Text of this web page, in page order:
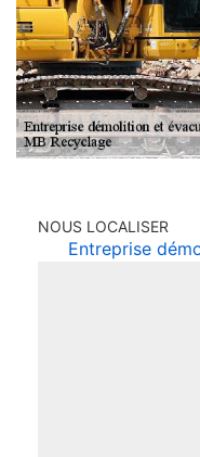
NOUS LOCALISER
Entreprise